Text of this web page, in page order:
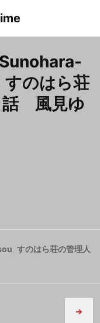
のはら荘
風見ゆ
すのはら荘の管理人